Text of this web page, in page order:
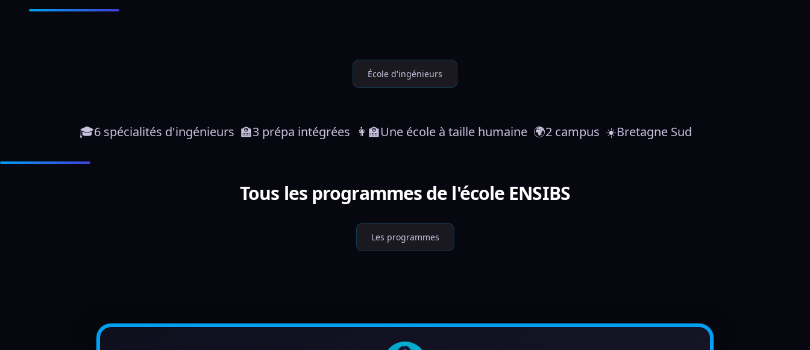
École d'ingénieurs
🎓6 spécialités d'ingénieurs  🏫3 prépa intégrées  👩‍🏫Une école à taille humaine  🌍2 campus  ☀️Bretagne Sud
Tous les programmes de l'école ENSIBS
Les programmes